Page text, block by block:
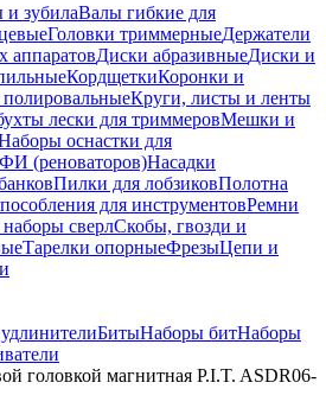
и зубилаВалы гибкие для
Головки триммерныеДержатели
аппаратовДиски абразивныеДиски и
КордщеткиКоронки и
Круги, листы и ленты
лески для триммеровМешки и
оснастки для
(реноваторов)Насадки
Пилки для лобзиковПолотна
для инструментовРемни
сверлСкобы, гвозди и
Тарелки опорныеФрезыЦепи и
БитыНаборы битНаборы
головкой магнитная P.I.T. ASDR06-